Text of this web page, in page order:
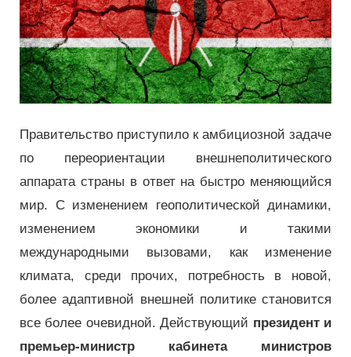
Правительство приступило к амбициозной задаче
по переориентации внешнеполитического
аппарата страны в ответ на быстро меняющийся
мир. С изменением геополитической динамики,
изменением экономики и такими
международными вызовами, как изменение
климата, среди прочих, потребность в новой,
более адаптивной внешней политике становится
все более очевидной. Действующий президент и
премьер-министр кабинета министров